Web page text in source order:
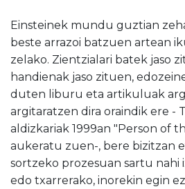
Einsteinek mundu guztian
beste arrazoi batzuen artean
zelako. Zientzialari batek jaso
handienak jaso zituen,
duten liburu eta artikuluak
argitaratzen dira oraindik ere -
aldizkariak 1999an "Person of
aukeratu zuen-, bere bizitzan
sortzeko prozesuan sartu nahi
edo txarrerako, inorekin egin